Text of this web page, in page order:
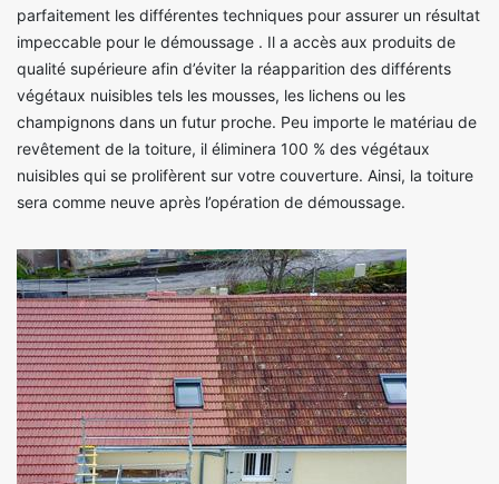
parfaitement les différentes techniques pour assurer un résultat
impeccable pour le démoussage . Il a accès aux produits de
qualité supérieure afin d’éviter la réapparition des différents
végétaux nuisibles tels les mousses, les lichens ou les
champignons dans un futur proche. Peu importe le matériau de
revêtement de la toiture, il éliminera 100 % des végétaux
nuisibles qui se prolifèrent sur votre couverture. Ainsi, la toiture
sera comme neuve après l’opération de démoussage.